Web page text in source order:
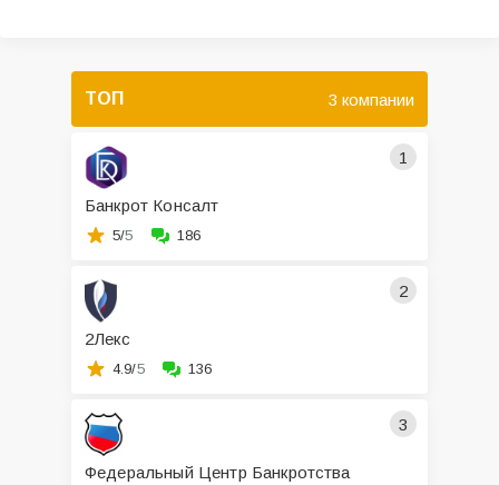
ТОП 3 компании
1
Банкрот Консалт
5/5 186
2
2Лекс
4.9/5 136
3
Федеральный Центр Банкротства